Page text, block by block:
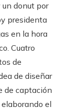
donut por
presidenta
en la hora
Cuatro
de
de diseñar
de captación
el